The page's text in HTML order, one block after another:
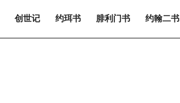
创世记 约珥书 腓利门书 约翰二书